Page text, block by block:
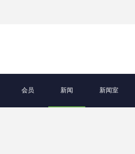
会员 新闻 新闻室